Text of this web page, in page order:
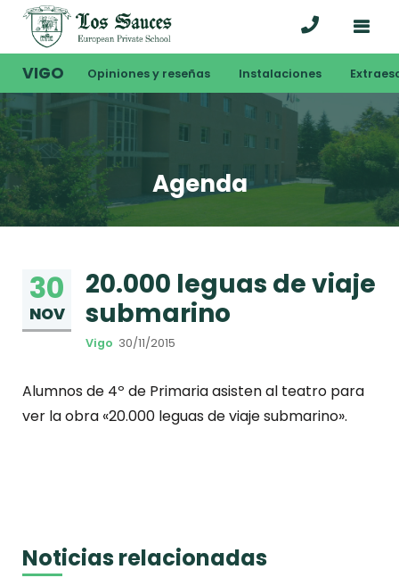
VIGO Opiniones y reseñas Instalaciones
Agenda
30
NOV
20.000 leguas de viaje
submarino
Vigo 30/11/2015
Alumnos de 4º de Primaria asisten al teatro para
ver la obra «20.000 leguas de viaje submarino».
Noticias relacionadas